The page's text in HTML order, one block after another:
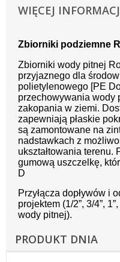
WIĘCEJ
Zbiorniki podziemne
Zbiorniki wody pitnej
przyjaznego dla
polietylenowego [PE
przechowywania wody
zakopania w ziemi.
zapewniają płaskie
są zamontowane na
nadstawkach z
ukształtowania terenu.
gumową uszczelkę,
D
Przyłącza dopływów i
projektem (1/2”, 3/4”,
wody pitnej).
PRODUKT DNIA